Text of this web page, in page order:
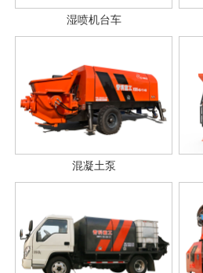
湿喷机台车
混凝土泵